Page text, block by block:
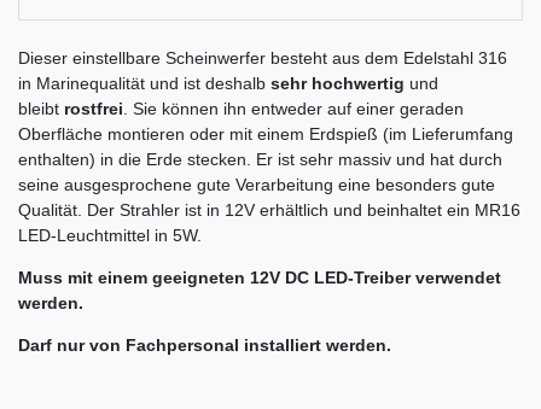
Dieser einstellbare Scheinwerfer besteht aus dem Edelstahl 316
in Marinequalität und ist deshalb sehr hochwertig und
bleibt rostfrei. Sie können ihn entweder auf einer geraden
Oberfläche montieren oder mit einem Erdspieß (im Lieferumfang
enthalten) in die Erde stecken. Er ist sehr massiv und hat durch
seine ausgesprochene gute Verarbeitung eine besonders gute
Qualität. Der Strahler ist in 12V erhältlich und beinhaltet ein MR16
LED-Leuchtmittel in 5W.
Muss mit einem geeigneten 12V DC LED-Treiber verwendet
werden.
Darf nur von Fachpersonal installiert werden.